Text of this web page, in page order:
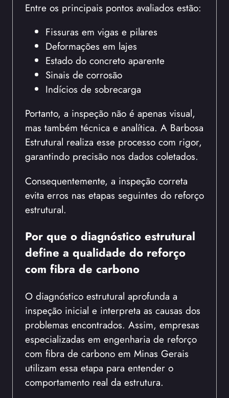
Entre os principais pontos avaliados estão:
Fissuras em vigas e pilares
Deformações em lajes
Estado do concreto aparente
Sinais de corrosão
Indícios de sobrecarga
Portanto, a inspeção não é apenas visual,
mas também técnica e analítica. A Barbosa
Estrutural realiza esse processo com rigor,
garantindo precisão nos dados coletados.
Consequentemente, a inspeção correta
evita erros nas etapas seguintes do reforço
estrutural.
Por que o diagnóstico estrutural
define a qualidade do reforço
com fibra de carbono
O diagnóstico estrutural aprofunda a
inspeção inicial e interpreta as causas dos
problemas encontrados. Assim, empresas
especializadas em engenharia de reforço
com fibra de carbono em Minas Gerais
utilizam essa etapa para entender o
comportamento real da estrutura.